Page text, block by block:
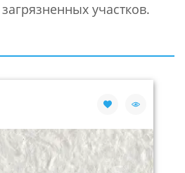
участков.